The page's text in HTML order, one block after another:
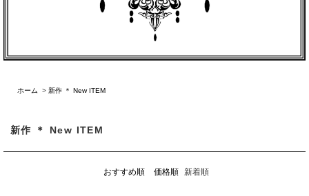
ホーム > 新作 ＊ New ITEM
新作 ＊ New ITEM
おすすめ順 価格順 新着順